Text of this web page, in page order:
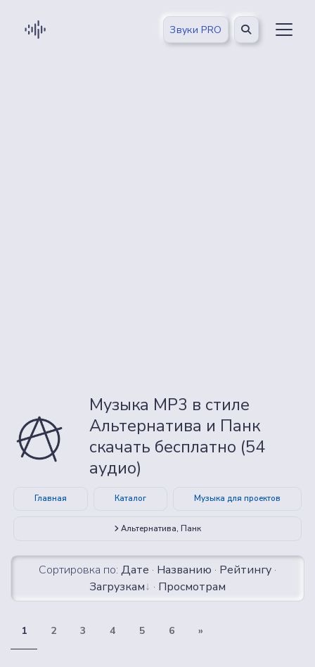
Звуки PRO
Музыка MP3 в стиле
Альтернатива и Панк
скачать бесплатно (54
аудио)
Главная Каталог Музыка для проектов
Альтернатива, Панк
Сортировка по: Дате · Названию · Рейтингу ·
Загрузкам
· Просмотрам
1 2 3 4 5 6 »